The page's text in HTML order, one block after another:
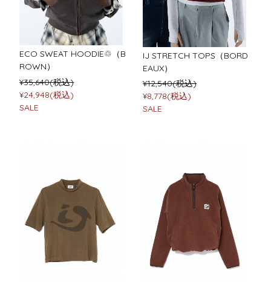
ECO SWEAT HOODIE♲（B
ROWN）
¥35,640(税込)
¥24,948(税込)
SALE
IJ STRETCH TOPS（BORD
EAUX）
¥12,540(税込)
¥8,778(税込)
SALE